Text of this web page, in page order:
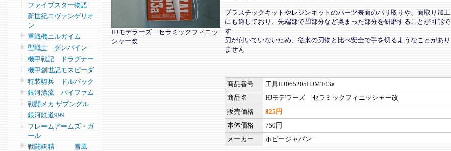
ファイブスター物語
新世紀エヴァンゲリオ
ン
重戦機エルガイム
聖戦士 ダンバイン
機甲戦記 ドラグナー
機甲創世記モスピーダ
特装騎兵 ドルバック
銀河漂流 バイファム
戦闘メカ ザブングル
銀河鉄道999
フレームアームズ・ガ
ール
戦闘妖精 雪風
HJモデラーズ セラミックフィニッ
シャー改
プラスチックキットやレジンキットのパーツ表面のバリ取りや、面取り加工
にも適しており、先端部で凹部分など奥まった部分を研磨することが可能で
す
刃が付いていないため、従来の刃物と比べ安全で手を切るようなことがあり
ません
商品番号
工具HJ065205HJMT03a
商品名
HJモデラーズ セラミックフィニッシャー改
販売価格
825円
本体価格
750円
メーカー
ホビージャパン